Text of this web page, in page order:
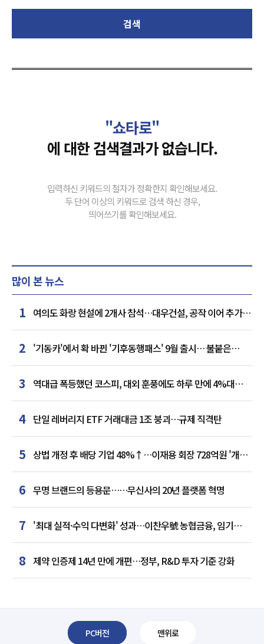
검색
"쇼타로"
에 대한 검색결과가 없습니다.
입력하신 키워드의 철자가 정확한지 확인해보세요.
두 단어 이상의 키워드로 검색 하신 경우,
띄어쓰기를 확인해보세요.
많이 본 뉴스
1 여의도 화랑 현설에 2개사 참석…대우건설, 공작 이어 추가
거점 확보하나
2 '기동카'에서 확 바뀐 '기후동행패스' 9월 출시… 불붙은
카드사 경쟁
3
역대급 폭등했던 코스피, 대외 훈풍에도 하루 만에 4%대
급락
4 단일 레버리지 ETF 거래대금 1조 붕괴…규제 직격탄
5 상법 개정 후 배당 기업 48%↑…이재용 회장 728억원 '개인
최다'
6 무명 브랜드의 등용문……무신사의 20년 플랫폼 혁명
7 '최대 실적·수익 다변화' 성과…이찬우號 농협금융, 임기
말년 성장 박차
8 제약 인증제 14년 만에 개편…정부, R&D 투자 기준 강화
PC버전 맨위로